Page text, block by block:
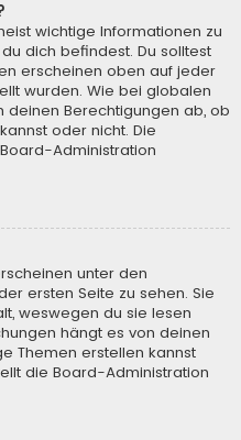
wichtige Informationen zu
dich befindest. Du solltest
erscheinen oben auf jeder
wurden. Wie bei globalen
deinen Berechtigungen ab, ob
oder nicht. Die
Administration
unter den
ersten Seite zu sehen. Sie
weswegen du sie lesen
hängt es von deinen
Themen erstellen kannst
die Board-Administration